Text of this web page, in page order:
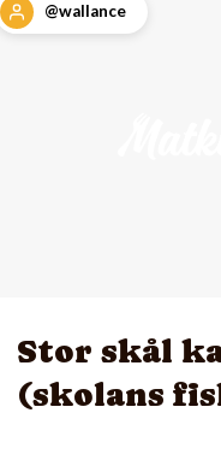
@wallance
Stor skål
(skolans